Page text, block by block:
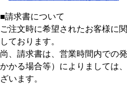
■請求書について
ご注文時に希望されたお客様に
しております。
尚、請求書は、営業時間内での
かかる場合等）によりましては
ざいます。